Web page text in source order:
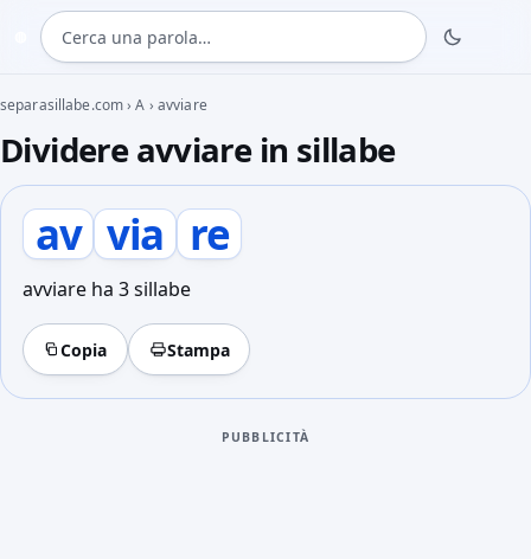
Cerca una parola
separasillabe.com›A › avviare
Dividere avviare in sillabe
av via re
avviare ha 3 sillabe
Copia Stampa
PUBBLICITÀ